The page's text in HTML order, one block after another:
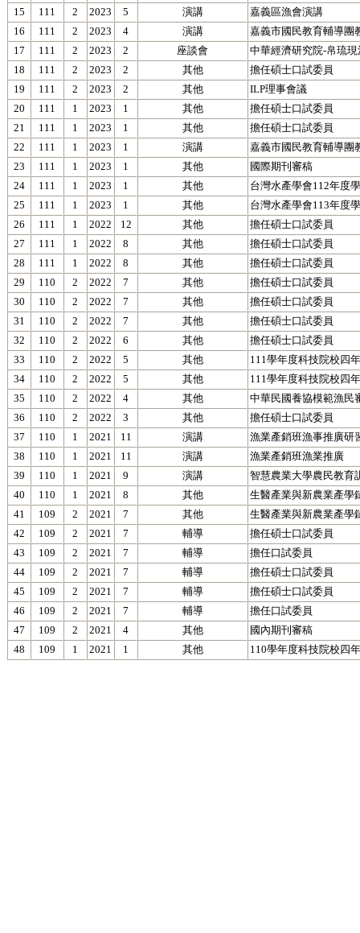
15 111 2 2023 5 演講
嘉義區漁會演講
16
111 2 2023 4 演講
嘉義市國民教育輔導團
17
111 2 2023 2 座談會
中華經濟研究院-帛琉
18
111 2 2023 2 其他
擔任碩士口試委員
19
111 2 2023 2 其他
ILP理事會議
20
111 1 2023 1 其他
擔任碩士口試委員
21
111 1 2023 1 其他
擔任碩士口試委員
22
111 1 2023 1 演講
嘉義市國民教育輔導團
23
111 1 2023 1 其他
國際期刊審稿
24
111 1 2023 1 其他
台灣水產學會112年度
25
111 1 2023 1 其他
台灣水產學會113年度
26
111 1 2022 12 其他
擔任碩士口試委員
27
111 1 2022 8 其他
擔任碩士口試委員
28
111 1 2022 8 其他
擔任碩士口試委員
29
110 2 2022 7 其他
擔任碩士口試委員
30
110 2 2022 7 其他
擔任碩士口試委員
31
110 2 2022 7 其他
擔任碩士口試委員
32
110 2 2022 6 其他
擔任碩士口試委員
33
110 2 2022 5 其他
111學年度科技院校四
34
110 2 2022 5 其他
111學年度科技院校四
35
110 2 2022 4 其他
中華民國養協模範漁民
36
110 2 2022 3 其他
擔任碩士口試委員
37
110 1 2021 11 演講
漁業產銷班漁事推廣研
38
110 1 2021 11 演講
漁業產銷班漁業推廣
39
110 1 2021 9 演講
智慧農業大學農民教育
40
110 1 2021 8 其他
生醫產業與新農業產學
41
109 2 2021 7 其他
生醫產業與新農業產學
42
109 2 2021 7 輔導
擔任碩士口試委員
43
109 2 2021 7 輔導
擔任口試委員
44
109 2 2021 7 輔導
擔任碩士口試委員
45
109 2 2021 7 輔導
擔任碩士口試委員
46
109 2 2021 7 輔導
擔任口試委員
47
109 2 2021 4 其他
國內期刊審稿
48
109 1 2021 1 其他 110學年度科技院校四